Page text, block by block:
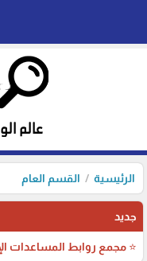
الرئيسية القسم العام
جديد
⭐ مجمع روابط المساعدات